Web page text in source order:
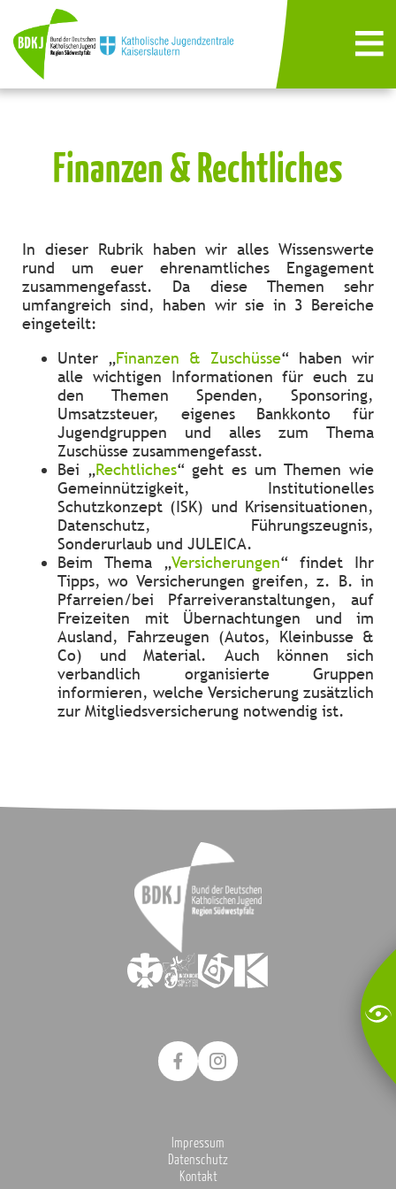
Finanzen & Rechtliches
In dieser Rubrik haben wir alles Wissenswerte
rund um euer ehrenamtliches Engagement
zusammengefasst. Da diese Themen sehr
umfangreich sind, haben wir sie in 3 Bereiche
eingeteilt:
Unter „Finanzen & Zuschüsse“ haben wir
alle wichtigen Informationen für euch zu
den Themen Spenden, Sponsoring,
Umsatzsteuer, eigenes Bankkonto für
Jugendgruppen und alles zum Thema
Zuschüsse zusammengefasst.
Bei „Rechtliches“ geht es um Themen wie
Gemeinnützigkeit, Institutionelles
Schutzkonzept (ISK) und Krisensituationen,
Datenschutz, Führungszeugnis,
Sonderurlaub und JULEICA.
Beim Thema „Versicherungen“ findet Ihr
Tipps, wo Versicherungen greifen, z. B. in
Pfarreien/bei Pfarreiveranstaltungen, auf
Freizeiten mit Übernachtungen und im
Ausland, Fahrzeugen (Autos, Kleinbusse &
Co) und Material. Auch können sich
verbandlich organisierte Gruppen
informieren, welche Versicherung zusätzlich
zur Mitgliedsversicherung notwendig ist.
Impressum
Datenschutz
Kontakt